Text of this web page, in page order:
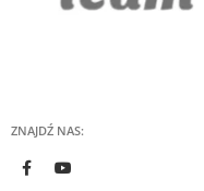
ZNAJDŹ NAS: